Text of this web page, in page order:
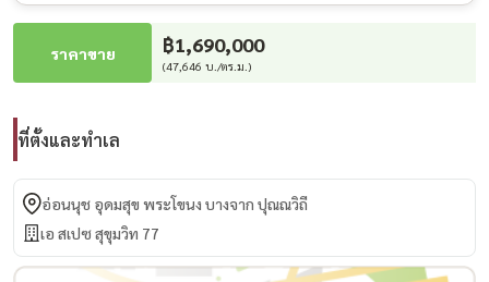
ราคาขาย ฿1,690,000
(47,646 บ./ตร.ม.)
ที่ตั้งและทำเล
อ่อนนุช อุดมสุข พระโขนง บางจาก ปุณณวิถี
เอ สเปซ สุขุมวิท 77